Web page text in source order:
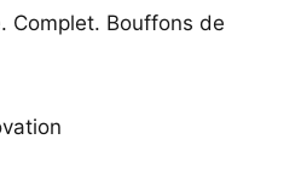
Complet. Bouffons de